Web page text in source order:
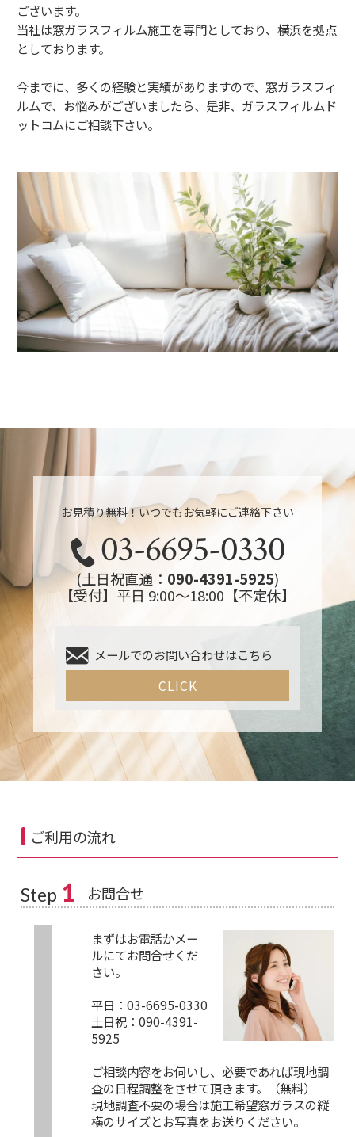
ございます。
当社は窓ガラスフィルム施工を専門としており、横浜を拠点
としております。
今までに、多くの経験と実績がありますので、窓ガラスフィ
ルムで、お悩みがございましたら、是非、ガラスフィルムド
ットコムにご相談下さい。
お見積り無料！いつでもお気軽にご連絡下さい
03-6695-0330
(土日祝直通： 090-4391-5925)
【受付】平日 9:00～18:00【不定休】
メールでのお問い合わせはこちら
CLICK
ご利用の流れ
Step 1 お問合せ
まずはお電話かメー
ルにてお問合せくだ
さい。
平日：03-6695-0330
土日祝：090-4391-
5925
ご相談内容をお伺いし、必要であれば現地調
査の日程調整をさせて頂きます。（無料）
現地調査不要の場合は施工希望窓ガラスの縦
横のサイズとお写真をお送りください。